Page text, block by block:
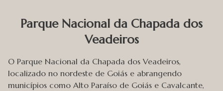
Parque Nacional da Chapada dos
Veadeiros
O Parque Nacional da Chapada dos Veadeiros,
localizado no nordeste de Goiás e abrangendo
municípios como Alto Paraíso de Goiás e Cavalcante,